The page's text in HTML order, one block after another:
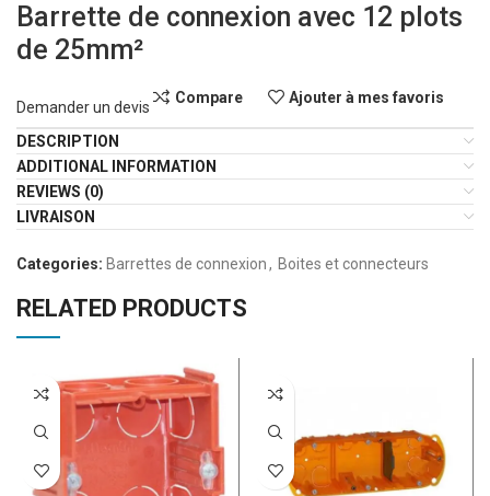
Barrette de connexion avec 12 plots
de 25mm²
Demander un devis
Compare Ajouter à mes favoris
DESCRIPTION
ADDITIONAL INFORMATION
REVIEWS (0)
LIVRAISON
Categories: Barrettes de connexion, Boites et connecteurs
RELATED PRODUCTS